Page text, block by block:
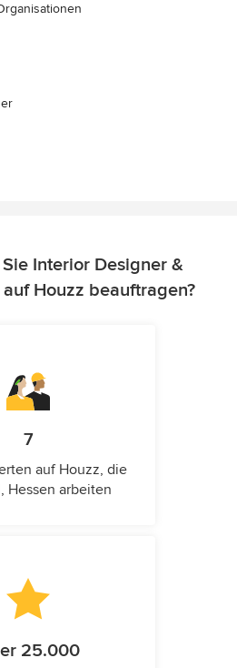
Interior Designer &
Houzz beauftragen?
7
auf Houzz, die
Hessen arbeiten
25.000